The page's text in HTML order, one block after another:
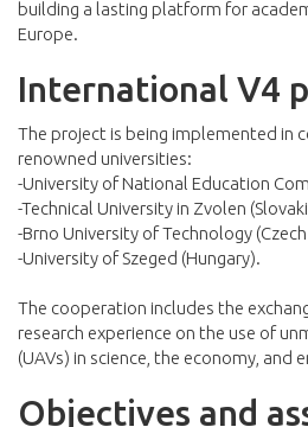
building a lasting platform for
Europe.
International V4
The project is being implemented in
renowned universities:
-University of National Education
-Technical University in Zvolen
-Brno University of Technology (Czech
-University of Szeged (Hungary).
The cooperation includes the
research experience on the use of
(UAVs) in science, the economy,
Objectives and